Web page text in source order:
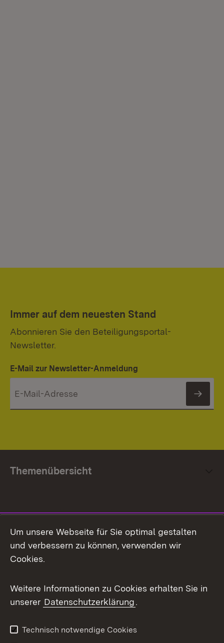
Immer auf dem neuesten Stand
Abonnieren Sie den Beteiligungsportal-
Newsletter.
E-Mail zur Newsletter-Anmeldung
Themenübersicht
Facebook
X / Twitter
Youtube
Um unsere Webseite für Sie optimal gestalten
und verbessern zu können, verwenden wir
Cookies.
Weitere Informationen zu Cookies erhalten Sie in
unserer Datenschutzerklärung.
Technisch notwendige Cookies